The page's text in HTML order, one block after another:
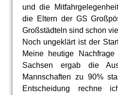
und die
die Eltern der GS
Großstädteln sind schon
Noch ungeklärt ist der
Meine heutige
Sachsen ergab die
Mannschaften zu 90%
Entscheidung rechne